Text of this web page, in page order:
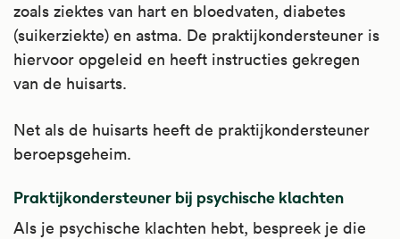
zoals ziektes van hart en bloedvaten, diabetes
(suikerziekte) en astma. De praktijkondersteuner is
hiervoor opgeleid en heeft instructies gekregen
van de huisarts.
Net als de huisarts heeft de praktijkondersteuner
beroepsgeheim.
Praktijkondersteuner bij psychische klachten
Als je psychische klachten hebt, bespreek je die